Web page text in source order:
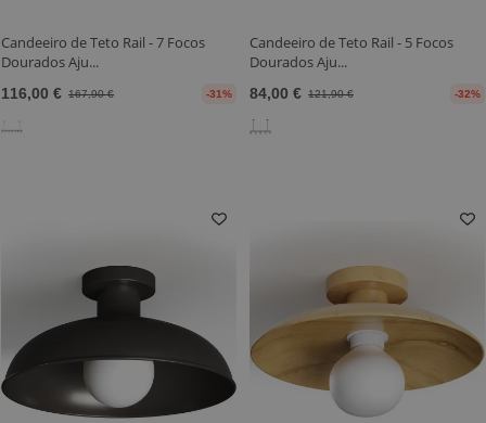
Candeeiro de Teto Rail - 7 Focos
Dourados Aju...
116,00 € 167,90 € -31%
Candeeiro de Teto Rail - 5 Focos
Dourados Aju...
84,00 € 121,90 € -32%